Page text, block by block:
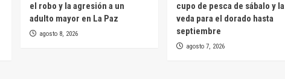
el robo y la agresión a un
adulto mayor en La Paz
agosto 8, 2026
cupo de pesca de sábalo y la
veda para el dorado hasta
septiembre
agosto 7, 2026